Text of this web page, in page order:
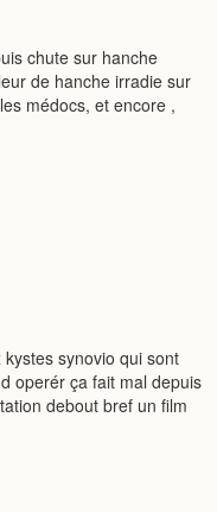
chute sur hanche
de hanche irradie sur
médocs, et encore ,
synovio qui sont
operér ça fait mal depuis
debout bref un film